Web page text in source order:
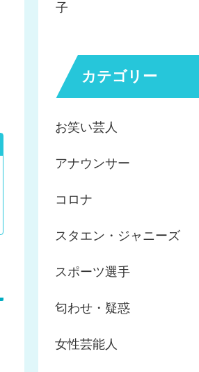
子
カテゴリー
お笑い芸人
アナウンサー
コロナ
スタエン・ジャニーズ
スポーツ選手
匂わせ・疑惑
女性芸能人